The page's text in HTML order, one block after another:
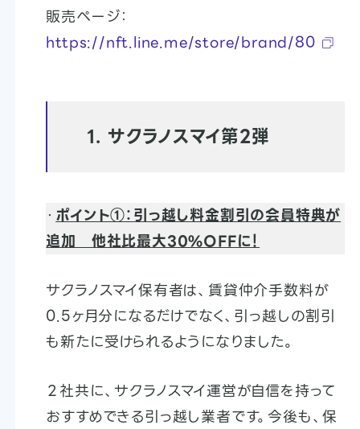
販売ページ：
https://nft.line.me/store/brand/80
1. サクラノスマイ第2弾
・ポイント①：引っ越し料金割引の会員特典が
追加 他社比最大30%OFFに！
サクラノスマイ保有者は、賃貸仲介手数料が
0.5ヶ月分になるだけでなく、引っ越しの割引
も新たに受けられるようになりました。
２社共に、サクラノスマイ運営が自信を持って
おすすめできる引っ越し業者です。今後も、保